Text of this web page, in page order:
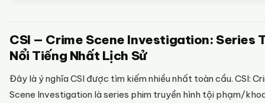
CSI — Crime Scene Investigation: Series
Nổi Tiếng Nhất Lịch Sử
Đây là ý nghĩa CSI được tìm kiếm nhiều nhất toàn cầu. CSI:
Scene Investigation là series phim truyền hình tội phạm/